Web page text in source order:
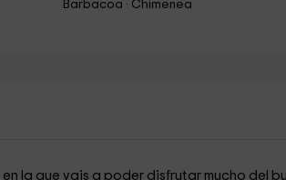
Barbacoa · Chimenea
en la que vais a poder disfrutar mucho del